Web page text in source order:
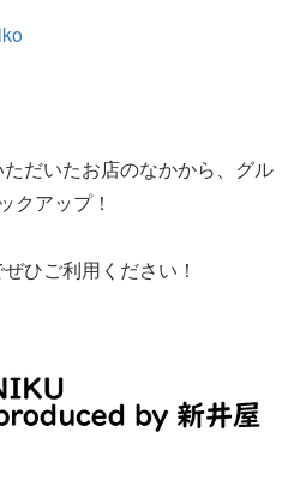
だいたお店のなかから、グル
クアップ！
ひご利用ください！